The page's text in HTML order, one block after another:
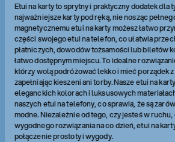
Etui na karty to sprytny i praktyczny dodatek dla
najważniejsze karty pod ręką, nie nosząc
magnetycznemu etui na karty możesz łatwo
części swojego etui na telefon, co ułatwia
płatniczych, dowodów tożsamości lub biletów
łatwo dostępnym miejscu. To idealne
którzy wolą podróżować lekko i mieć porządek
zapełniając kieszeni ani torby. Nasze etui na
eleganckich kolorach i luksusowych
naszych etui na telefony, co sprawia, że są
modne. Niezależnie od tego, czy jesteś w ruchu,
wygodnego rozwiązania na co dzień, etui na
połączenie prostoty i wygody.